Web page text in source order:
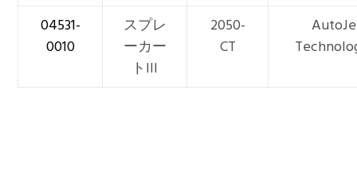
04531-
0010
スプレ
ーカー
トIII
2050-
CT